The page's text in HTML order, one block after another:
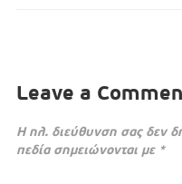
Leave a
Η ηλ. διεύθυνση σας δεν
πεδία σημειώνονται με *